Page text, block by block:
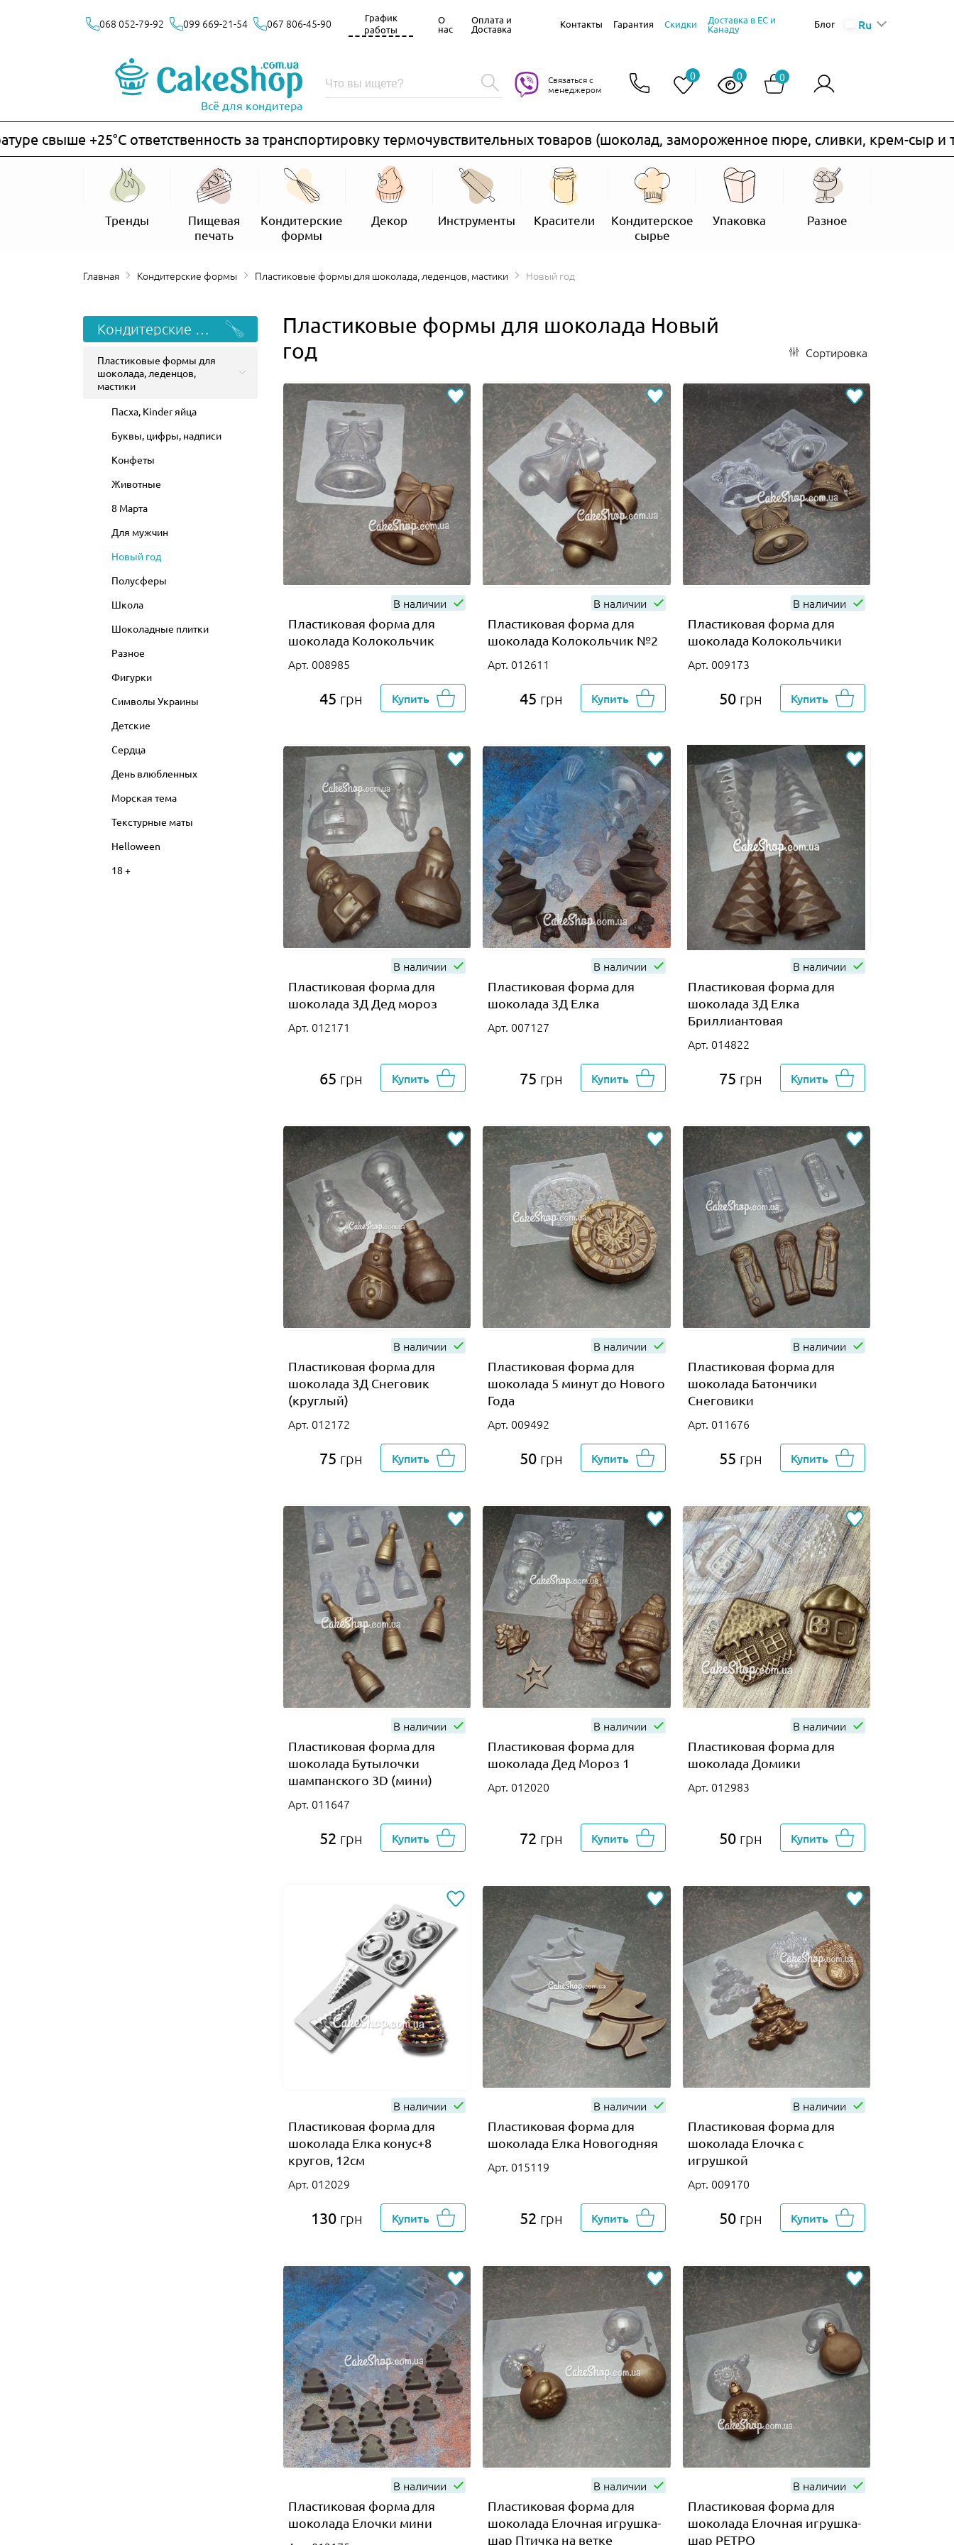
Всё для кондитера
0
0 0
Связаться с
менеджером
068 052-79-92 099 669-21-54 067 806-45-90
График
работы
О
нас
Оплата и
Доставка Контакты Гарантия Скидки Доставка в ЕС и
Канаду Блог Ru
+25°C ответственность за транспортировку термочувствительных товаров (шоколад, замороженное пюре, сливки, крем-сыр и т.п.)
Тренды
Пищевая
печать
Кондитерские
формы
Декор Инструменты Красители
Кондитерское
сырье
Упаковка Разное
Главная Кондитерские формы Пластиковые формы для шоколада, леденцов, мастики Новый год
Кондитерские формы
Пластиковые формы для
шоколада, леденцов,
мастики
Пасха, Kinder яйца
Буквы, цифры, надписи
Конфеты
Животные
8 Марта
Для мужчин
Новый год
Полусферы
Школа
Шоколадные плитки
Разное
Фигурки
Символы Украины
Детские
Сердца
День влюбленных
Морская тема
Текстурные маты
Helloween
18 +
Сортировка
Пластиковые формы для шоколада Новый
год
В наличии
Пластиковая форма для
шоколада Колокольчик
Арт. 008985
45 грн Купить
В наличии
Пластиковая форма для
шоколада Колокольчик №2
Арт. 012611
45 грн Купить
В наличии
Пластиковая форма для
шоколада Колокольчики
Арт. 009173
50грн Купить
В наличии
Пластиковая форма для
шоколада 3Д Дед мороз
Арт. 012171
65 грн Купить
В наличии
Пластиковая форма для
шоколада 3Д Елка
Арт. 007127
75 грн Купить
В наличии
Пластиковая форма для
шоколада 3Д Елка
Бриллиантовая
Арт. 014822
75 грн Купить
В наличии
Пластиковая форма для
шоколада 3Д Снеговик
(круглый)
Арт. 012172
75 грн Купить
В наличии
Пластиковая форма для
шоколада 5 минут до Нового
Года
Арт. 009492
50грн Купить
В наличии
Пластиковая форма для
шоколада Батончики
Снеговики
Арт. 011676
55 грн Купить
В наличии
Пластиковая форма для
шоколада Бутылочки
шампанского 3D (мини)
Арт. 011647
52 грн Купить
В наличии
Пластиковая форма для
шоколада Дед Мороз 1
Арт. 012020
72 грн Купить
В наличии
Пластиковая форма для
шоколада Домики
Арт. 012983
50грн Купить
В наличии
Пластиковая форма для
шоколада Елка конус+8
кругов, 12см
Арт. 012029
130 грн Купить
В наличии
Пластиковая форма для
шоколада Елка Новогодняя
Арт. 015119
52 грн Купить
В наличии
Пластиковая форма для
шоколада Елочка с
игрушкой
Арт. 009170
50грн Купить
В наличии
Пластиковая форма для
шоколада Елочки мини
В наличии
Пластиковая форма для
шоколада Елочная игрушка-
шар Птичка на ветке
В наличии
Пластиковая форма для
шоколада Елочная игрушка-
шар РЕТРО